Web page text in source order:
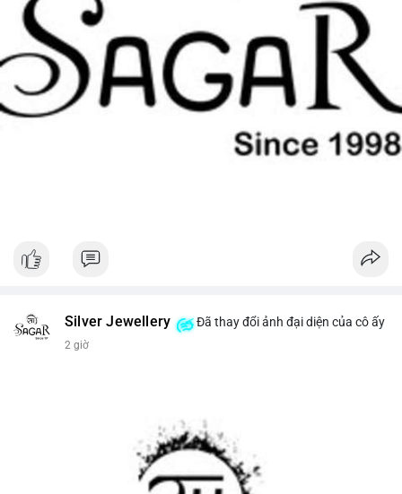
Silver Jewellery Đã thay đổi ảnh đại diện của cô ấy
2 giờ